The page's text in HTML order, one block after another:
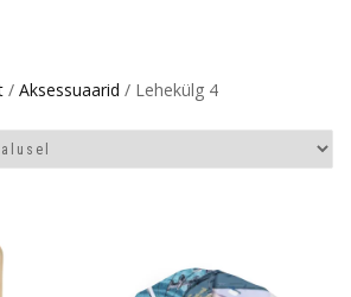
/ Aksessuaarid / Lehekülg 4